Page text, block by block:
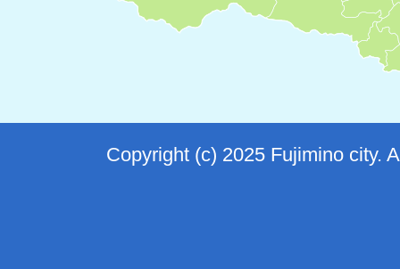
Copyright (c) 2025 Fujimino city.